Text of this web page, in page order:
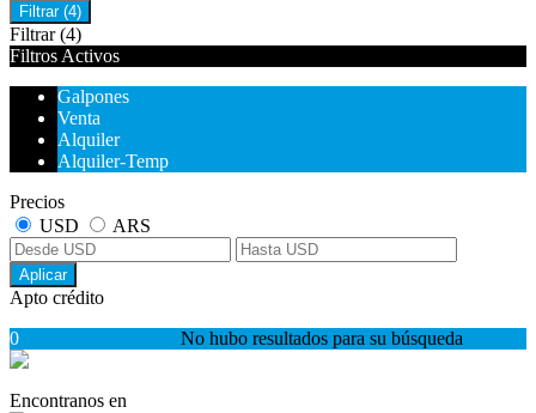
Filtrar (4)
Filtrar (4)
Filtros Activos
Galpones
Venta
Alquiler
Alquiler-Temp
Precios
USD
ARS
Aplicar
Apto crédito
No hubo resultados para su búsqueda
0
Encontranos en